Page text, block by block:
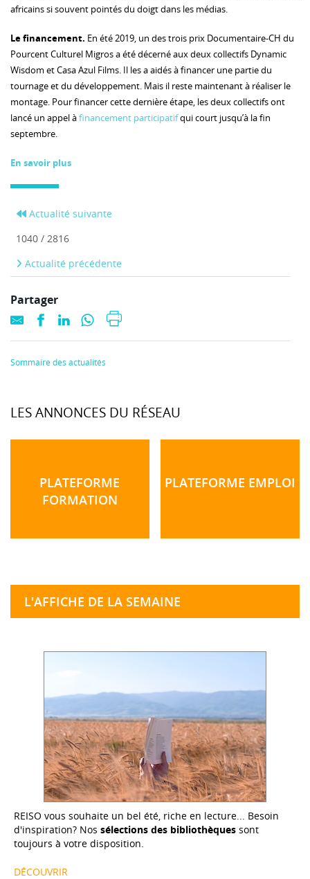
africains si souvent pointés du doigt dans les médias.
Le financement. En été 2019, un des trois prix Documentaire-CH du
Pourcent Culturel Migros a été décerné aux deux collectifs Dynamic
Wisdom et Casa Azul Films. Il les a aidés à financer une partie du
tournage et du développement. Mais il reste maintenant à réaliser le
montage. Pour financer cette dernière étape, les deux collectifs ont
lancé un appel àfinancement participatifqui court jusqu’à la fin
septembre.
En savoir plus
Actualité suivante
1040 / 2816
Actualité précédente
Partager
Sommaire des actualités
LES ANNONCES DU RÉSEAU
PLATEFORME
FORMATION
PLATEFORME EMPLOI
L'AFFICHE DE LA SEMAINE
REISO vous souhaite un bel été, riche en lecture... Besoin
d'inspiration? Nos sélections des bibliothèques sont
toujours à votre disposition.
DÉCOUVRIR